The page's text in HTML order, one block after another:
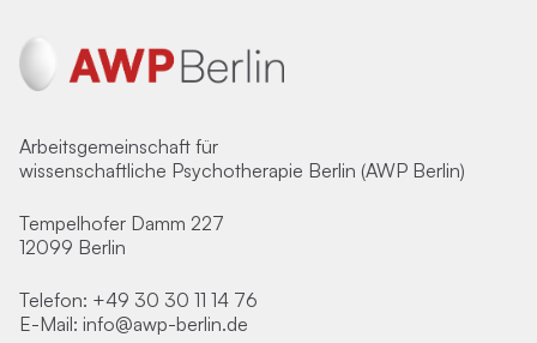
Arbeitsgemeinschaft für
wissenschaftliche Psychotherapie Berlin (AWP Berlin)
Tempelhofer Damm 227
12099 Berlin
Telefon: +49 30 30 11 14 76
E-Mail: info@awp-berlin.de